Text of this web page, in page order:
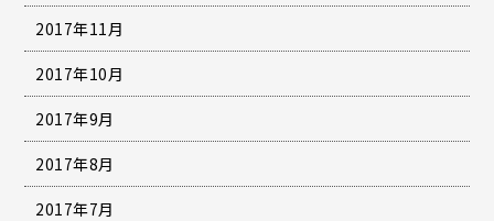
2017年11月
2017年10月
2017年9月
2017年8月
2017年7月